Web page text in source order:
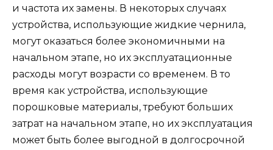
и частота их замены. В некоторых случаях
устройства, использующие жидкие чернила,
могут оказаться более экономичными на
начальном этапе, но их эксплуатационные
расходы могут возрасти со временем. В то
время как устройства, использующие
порошковые материалы, требуют больших
затрат на начальном этапе, но их эксплуатация
может быть более выгодной в долгосрочной